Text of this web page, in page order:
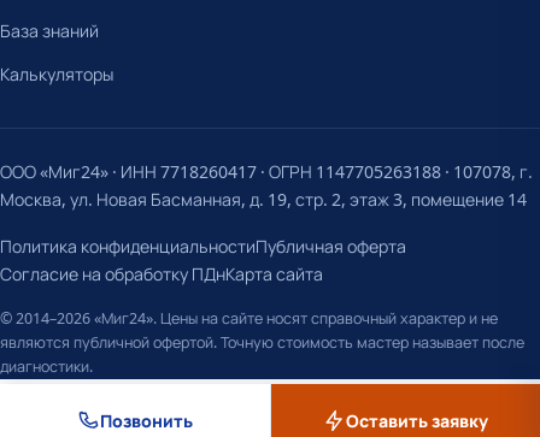
База знаний
Калькуляторы
ООО «Миг24» · ИНН 7718260417 · ОГРН 1147705263188 · 107078, г.
Москва, ул. Новая Басманная, д. 19, стр. 2, этаж 3, помещение 14
Политика конфиденциальностиПубличная оферта
Согласие на обработку ПДнКарта сайта
© 2014–2026 «Миг24». Цены на сайте носят справочный характер и не
являются публичной офертой. Точную стоимость мастер называет после
диагностики.
Позвонить Оставить заявку